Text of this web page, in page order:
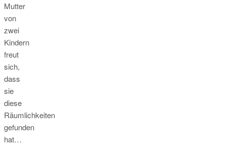
Mutter
von
zwei
Kindern
freut
sich,
dass
sie
diese
Räumlichkeiten
gefunden
hat…